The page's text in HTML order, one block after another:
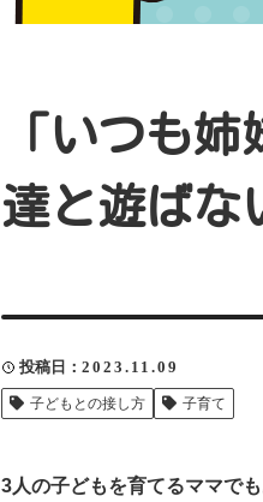
「いつも
達と遊ばな
投稿日 2023.11.09
子どもとの接し方 子育て
3人の子どもを育てるママで